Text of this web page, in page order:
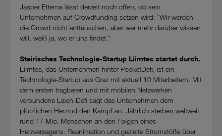
Jasper Ettema lässt derzeit noch offen, ob sein
Unternehmen auf Crowdfunding setzen wird: "Wir werden
die Crowd nicht enttäuschen, aber wer mehr darüber wissen
will, weiß ja, wo er uns findet."
Steirisches Technologie-Startup Liimtec startet durch.
Liimtec, das Unternehmen hinter PocketDefi, ist ein
Technologie-Startup aus Graz mit aktuell 10 Mitarbeitern. Mit
dem ersten tragbaren und mit mobilen Netzwerken
verbundene Laien-Defi sagt das Unternehmen dem
plötzlichen Herztod den Kampf an. Jährlich sterben weltweit
rund 17 Mio. Menschen an den Folgen eines
Herzversagens. Reanimation und gezielte Stromstöße über
Cookies von Unternehmen in Drittstaaten, die ein ähnliches
Datenschutzniveau wie in der Europäischen Union aufweisen
(z.B. Data Privacy Framework), werden wie europäische
Wenn Sie „Nur notwendige Cookies“ wählen, dann sind für
Sie nur jene Cookies im Einsatz, die zur Funktion dieser
Website unerlässlich sind.